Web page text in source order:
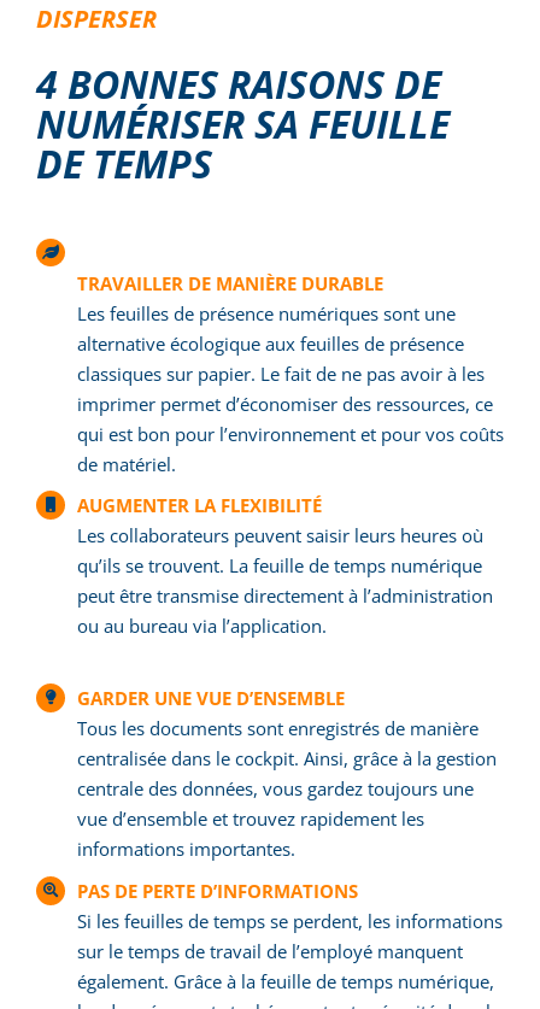
DISPERSER
4 BONNES RAISONS DE
NUMÉRISER SA FEUILLE
DE TEMPS
TRAVAILLER DE MANIÈRE DURABLE
Les feuilles de présence numériques sont une
alternative écologique aux feuilles de présence
classiques sur papier. Le fait de ne pas avoir à les
imprimer permet d’économiser des ressources, ce
qui est bon pour l’environnement et pour vos coûts
de matériel.
AUGMENTER LA FLEXIBILITÉ
Les collaborateurs peuvent saisir leurs heures où
qu’ils se trouvent. La feuille de temps numérique
peut être transmise directement à l’administration
ou au bureau via l’application.
GARDER UNE VUE D’ENSEMBLE
Tous les documents sont enregistrés de manière
centralisée dans le cockpit. Ainsi, grâce à la gestion
centrale des données, vous gardez toujours une
vue d’ensemble et trouvez rapidement les
informations importantes.
PAS DE PERTE D’INFORMATIONS
Si les feuilles de temps se perdent, les informations
sur le temps de travail de l’employé manquent
également. Grâce à la feuille de temps numérique,